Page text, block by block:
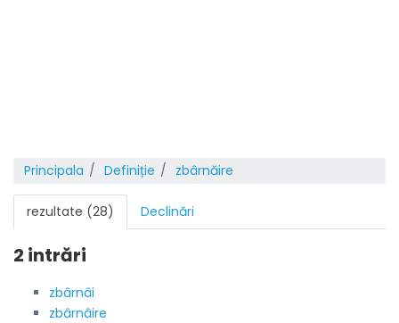
Principala Definiție zbârnăire
rezultate (28) Declinări
2 intrări
zbârnâi
zbârnâire